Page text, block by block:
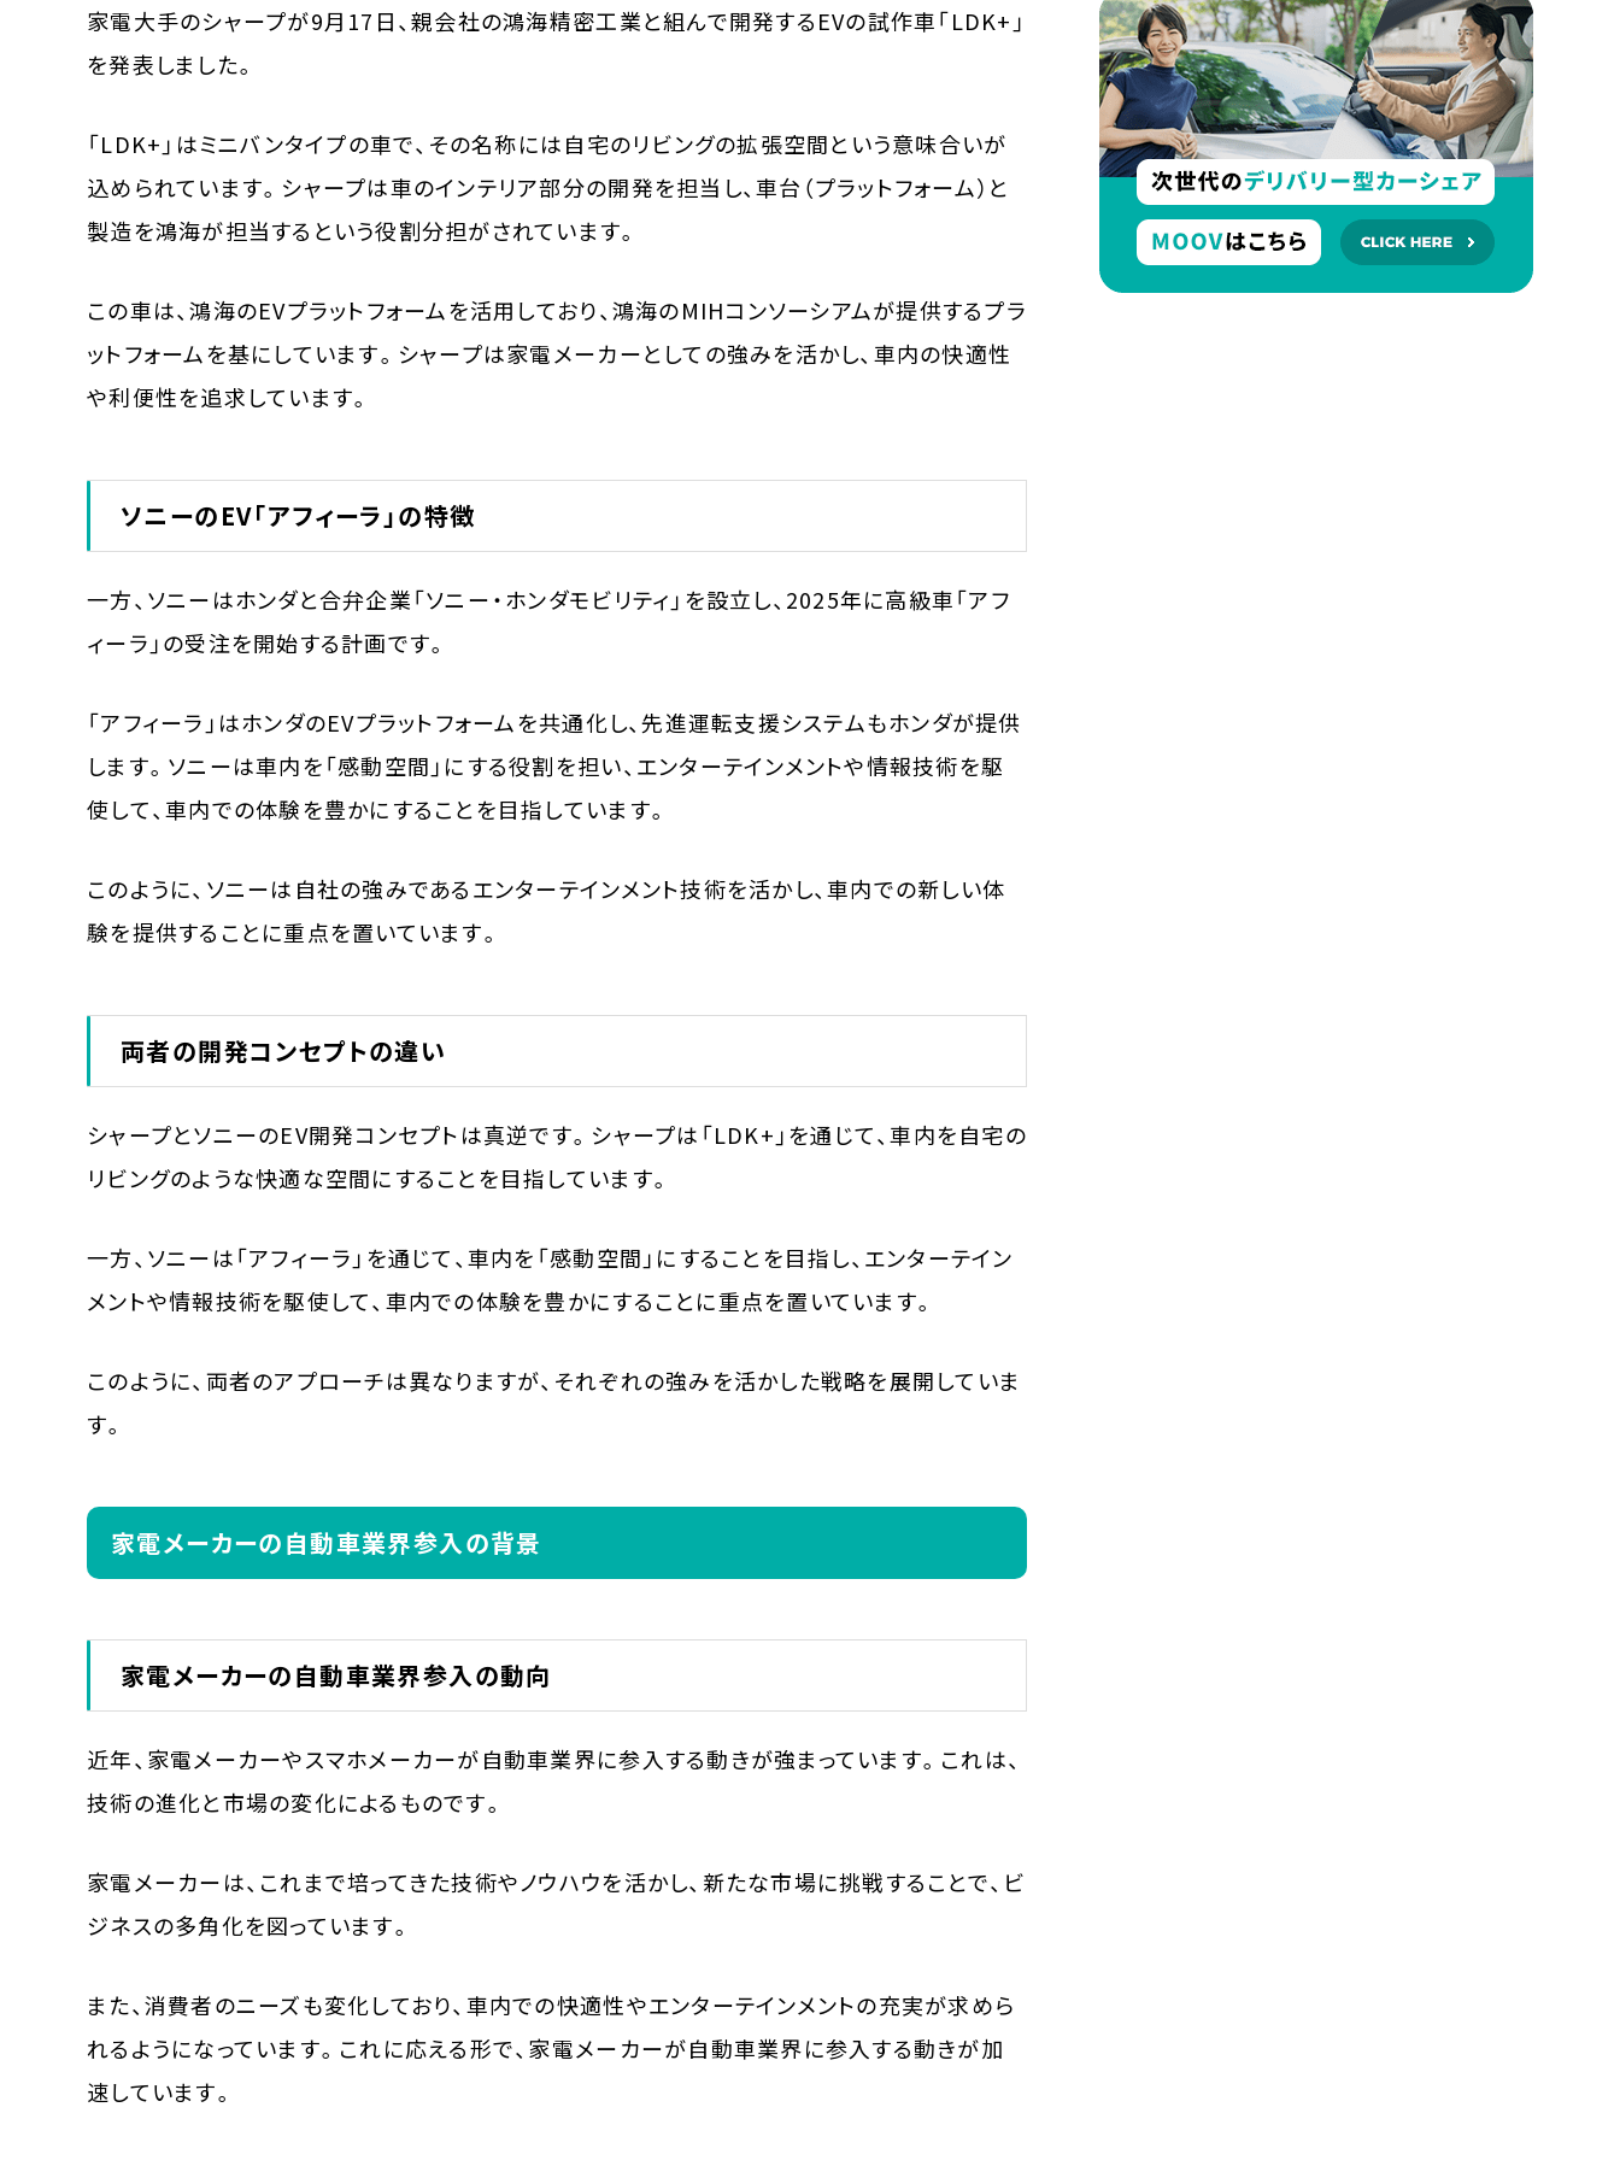
家電大手のシャープが9月17日、親会社の鴻海精密工業と組んで開発するEVの試作車「LDK+」
を発表しました。
「LDK+」はミニバンタイプの車で、その名称には自宅のリビングの拡張空間という意味合いが
込められています。シャープは車のインテリア部分の開発を担当し、車台（プラットフォーム）と
製造を鴻海が担当するという役割分担がされています。
この車は、鴻海のEVプラットフォームを活用しており、鴻海のMIHコンソーシアムが提供するプラ
ットフォームを基にしています。シャープは家電メーカーとしての強みを活かし、車内の快適性
や利便性を追求しています。
ソニーのEV「アフィーラ」の特徴
一方、ソニーはホンダと合弁企業「ソニー・ホンダモビリティ」を設立し、2025年に高級車「アフ
ィーラ」の受注を開始する計画です。
「アフィーラ」はホンダのEVプラットフォームを共通化し、先進運転支援システムもホンダが提供
します。ソニーは車内を「感動空間」にする役割を担い、エンターテインメントや情報技術を駆
使して、車内での体験を豊かにすることを目指しています。
このように、ソニーは自社の強みであるエンターテインメント技術を活かし、車内での新しい体
験を提供することに重点を置いています。
両者の開発コンセプトの違い
シャープとソニーのEV開発コンセプトは真逆です。シャープは「LDK+」を通じて、車内を自宅の
リビングのような快適な空間にすることを目指しています。
一方、ソニーは「アフィーラ」を通じて、車内を「感動空間」にすることを目指し、エンターテイン
メントや情報技術を駆使して、車内での体験を豊かにすることに重点を置いています。
このように、両者のアプローチは異なりますが、それぞれの強みを活かした戦略を展開していま
す。
家電メーカーの自動車業界参入の背景
家電メーカーの自動車業界参入の動向
近年、家電メーカーやスマホメーカーが自動車業界に参入する動きが強まっています。これは、
技術の進化と市場の変化によるものです。
家電メーカーは、これまで培ってきた技術やノウハウを活かし、新たな市場に挑戦することで、ビ
ジネスの多角化を図っています。
また、消費者のニーズも変化しており、車内での快適性やエンターテインメントの充実が求めら
れるようになっています。これに応える形で、家電メーカーが自動車業界に参入する動きが加
速しています。